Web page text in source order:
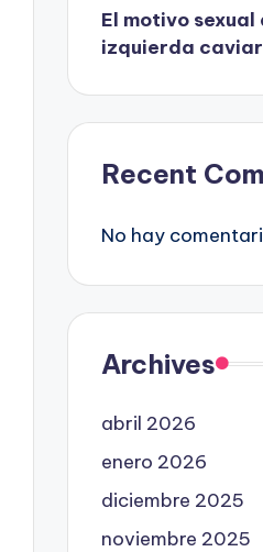
El motivo
izquierda
Recent
No hay
Archives
abril 2026
enero 2026
diciembre 2025
noviembre 2025